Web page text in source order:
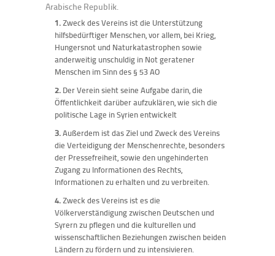
Arabische Republik.
1.Zweck des Vereins ist die Unterstützung
hilfsbedürftiger Menschen, vor allem, bei Krieg,
Hungersnot und Naturkatastrophen sowie
anderweitig unschuldig in Not geratener
Menschen im Sinn des § 53 AO
2. Der Verein sieht seine Aufgabe darin, die
Öffentlichkeit darüber aufzuklären, wie sich die
politische Lage in Syrien entwickelt
3.Außerdem ist das Ziel und Zweck des Vereins
die Verteidigung der Menschenrechte, besonders
der Pressefreiheit, sowie den ungehinderten
Zugang zu Informationen des Rechts,
Informationen zu erhalten und zu verbreiten.
4.Zweck des Vereins ist es die
Völkerverständigung zwischen Deutschen und
Syrern zu pflegen und die kulturellen und
wissenschaftlichen Beziehungen zwischen beiden
Ländern zu fördern und zu intensivieren.